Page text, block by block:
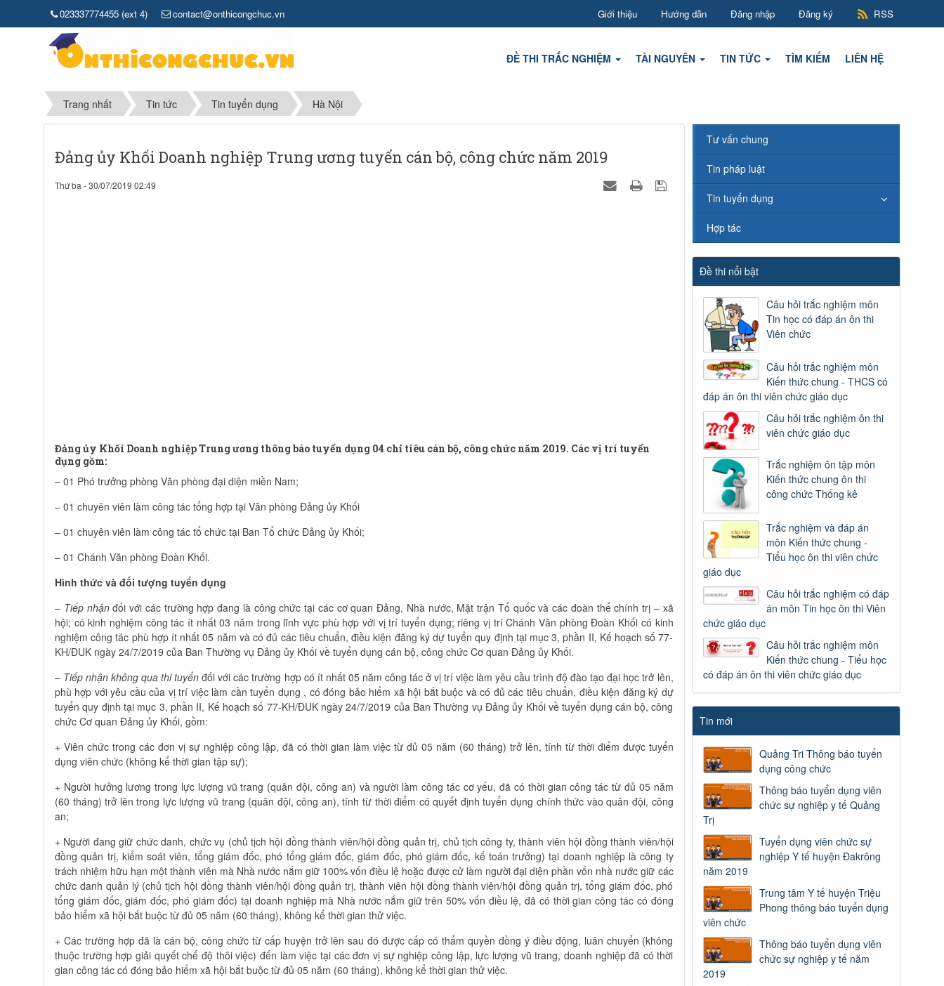
023337774455 (ext 4) contact@onthicongchuc.vn Giới thiệu Hướng dẫn Đăng nhập Đăng ký RSS
ĐỀ THI TRẮC NGHIỆM TÀI NGUYÊN TIN TỨC TÌM KIẾM LIÊN HỆ
Trang nhất Tin tức Tin tuyển dụng Hà Nội
Đảng ủy Khối Doanh nghiệp Trung ương tuyển cán bộ, công chức năm 2019
Thứ ba - 30/07/2019 02:49
Đảng ủy Khối Doanh nghiệp Trung ương thông báo tuyển dụng 04 chỉ tiêu cán bộ, công chức năm 2019. Các vị trí tuyển
dụng gồm:
– 01 Phó trưởng phòng Văn phòng đại diện miền Nam;
– 01 chuyên viên làm công tác tổng hợp tại Văn phòng Đảng ủy Khối
– 01 chuyên viên làm công tác tổ chức tại Ban Tổ chức Đảng ủy Khối;
– 01 Chánh Văn phòng Đoàn Khối.
Hình thức và đối tượng tuyển dụng
– Tiếp nhậnđối với các trường hợp đang là công chức tại các cơ quan Đảng, Nhà nước, Mặt trận Tổ quốc và các đoàn thể chính trị – xã
hội; có kinh nghiệm công tác ít nhất 03 năm trong lĩnh vực phù hợp với vị trí tuyển dụng; riêng vị trí Chánh Văn phòng Đoàn Khối có kinh
nghiệm công tác phù hợp ít nhất 05 năm và có đủ các tiêu chuẩn, điều kiện đăng ký dự tuyển quy định tại mục 3, phần II, Kế hoạch số 77-
KH/ĐUK ngày 24/7/2019 của Ban Thường vụ Đảng ủy Khối về tuyển dụng cán bộ, công chức Cơ quan Đảng ủy Khối.
– Tiếp nhận không qua thi tuyển đối với các trường hợp có ít nhất 05 năm công tác ở vị trí việc làm yêu cầu trình độ đào tạo đại học trở lên,
phù hợp với yêu cầu của vị trí việc làm cần tuyển dụng , có đóng bảo hiểm xã hội bắt buộc và có đủ các tiêu chuẩn, điều kiện đăng ký dự
tuyển quy định tại mục 3, phần II, Kế hoạch số 77-KH/ĐUK ngày 24/7/2019 của Ban Thường vụ Đảng ủy Khối về tuyển dụng cán bộ, công
chức Cơ quan Đảng ủy Khối, gồm:
+ Viên chức trong các đơn vị sự nghiệp công lập, đã có thời gian làm việc từ đủ 05 năm (60 tháng) trở lên, tính từ thời điểm được tuyển
dụng viên chức (không kể thời gian tập sự);
+ Người hưởng lương trong lực lượng vũ trang (quân đội, công an) và người làm công tác cơ yếu, đã có thời gian công tác từ đủ 05 năm
(60 tháng) trở lên trong lực lượng vũ trang (quân đội, công an), tính từ thời điểm có quyết định tuyển dụng chính thức vào quân đội, công
an;
+ Người đang giữ chức danh, chức vụ (chủ tịch hội đồng thành viên/hội đồng quản trị, chủ tịch công ty, thành viên hội đồng thành viên/hội
đồng quản trị, kiểm soát viên, tổng giám đốc, phó tổng giám đốc, giám đốc, phó giám đốc, kế toán trưởng) tại doanh nghiệp là công ty
trách nhiệm hữu hạn một thành viên mà Nhà nước nắm giữ 100% vốn điều lệ hoặc được cử làm người đại diện phần vốn nhà nước giữ các
chức danh quản lý (chủ tịch hội đồng thành viên/hội đồng quản trị, thành viên hội đồng thành viên/hội đồng quản trị, tổng giám đốc, phó
tổng giám đốc, giám đốc, phó giám đốc) tại doanh nghiệp mà Nhà nước nắm giữ trên 50% vốn điều lệ, đã có thời gian công tác có đóng
bảo hiểm xã hội bắt buộc từ đủ 05 năm (60 tháng), không kể thời gian thử việc.
+ Các trường hợp đã là cán bộ, công chức từ cấp huyện trở lên sau đó được cấp có thẩm quyền đồng ý điều động, luân chuyển (không
thuộc trường hợp giải quyết chế độ thôi việc) đến làm việc tại các đơn vị sự nghiệp công lập, lực lượng vũ trang, doanh nghiệp đã có thời
gian công tác có đóng bảo hiểm xã hội bắt buộc từ đủ 05 năm (60 tháng), không kể thời gian thử việc.
Tư vấn chung
Tin pháp luật
Tin tuyển dụng
Hợp tác
Đề thi nổi bật
Câu hỏi trắc nghiệm môn
Tin học có đáp án ôn thi
Viên chức
Câu hỏi trắc nghiệm môn
Kiến thức chung - THCS có
đáp án ôn thi viên chức giáo dục
Câu hỏi trắc nghiệm ôn thi
viên chức giáo dục
Trắc nghiệm ôn tập môn
Kiến thức chung ôn thi
công chức Thống kê
Trắc nghiệm và đáp án
môn Kiến thức chung -
Tiểu học ôn thi viên chức
giáo dục
Câu hỏi trắc nghiệm có đáp
án môn Tin học ôn thi Viên
chức giáo dục
Câu hỏi trắc nghiệm môn
Kiến thức chung - Tiểu học
có đáp án ôn thi viên chức giáo dục
Tin mới
Quảng Tri Thông báo tuyển
dụng công chức
Thông báo tuyển dụng viên
chức sự nghiệp y tế Quảng
Trị
Tuyển dụng viên chức sự
nghiệp Y tế huyện Đakrông
năm 2019
Trung tâm Y tế huyện Triệu
Phong thông báo tuyển dụng
viên chức
Thông báo tuyển dụng viên
chức sự nghiệp y tế năm
2019